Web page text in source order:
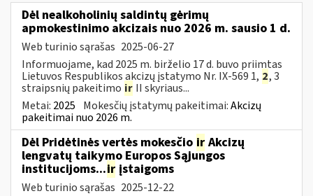
Dėl nealkoholinių saldintų gėrimų
apmokestinimo akcizais nuo 2026 m. sausio 1 d.
Web turinio sąrašas 2025-06-27
Informuojame, kad 2025 m. birželio 17 d. buvo priimtas
Lietuvos Respublikos akcizų įstatymo Nr. IX-569 1, 2, 3
straipsnių pakeitimo ir II skyriaus...
Metai: 2025 Mokesčių įstatymų pakeitimai:Akcizų
pakeitimai nuo 2026 m.
Dėl Pridėtinės vertės mokesčio ir Akcizų
lengvatų taikymo Europos Sąjungos
institucijoms...ir įstaigoms
Web turinio sąrašas 2025-12-22